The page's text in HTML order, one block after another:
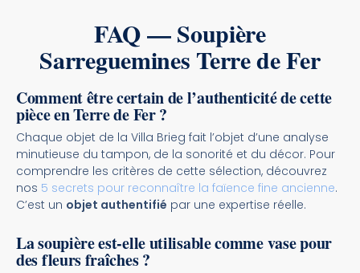
FAQ — Soupière
Sarreguemines Terre de Fer
Comment être certain de l’authenticité de cette
pièce en Terre de Fer ?
Chaque objet de la Villa Brieg fait l’objet d’une analyse
minutieuse du tampon, de la sonorité et du décor. Pour
comprendre les critères de cette sélection, découvrez
nos 5 secrets pour reconnaître la faïence fine ancienne.
C’est un objet authentifié par une expertise réelle.
La soupière est-elle utilisable comme vase pour
des fleurs fraîches ?